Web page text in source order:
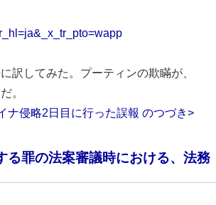
訳してみた。プーティンの欺瞞が、
。
ナ侵略2日目に行った誤報 のつづき>
る罪の法案審議時における、法務